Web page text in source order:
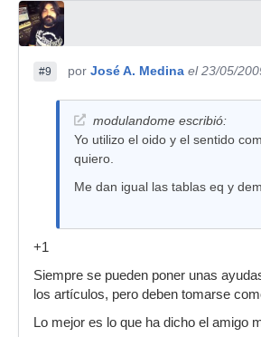
#9 por José A. Medina el 23/05/
modulandome escribió:
Yo utilizo el oido y el sentido
quiero.
Me dan igual las tablas eq y
+1
Siempre se pueden poner unas
los artículos, pero deben tomarse
Lo mejor es lo que ha dicho el amigo